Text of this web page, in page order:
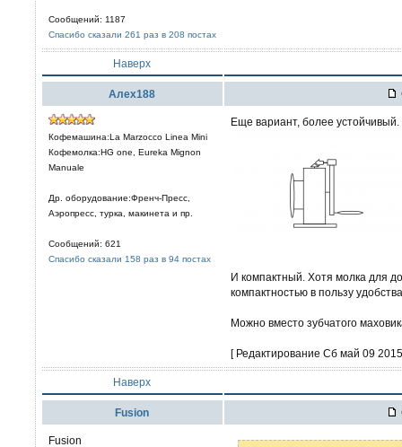
Сообщений: 1187
Спасибо сказали 261 раз в 208 постах
Наверх
Алех188
Кофемашина:La Marzocco Linea Mini
Кофемолка:HG one, Eureka Mignon
Manuale
Др. оборудование:Френч-Пресс,
Аэропресс, турка, макинета и пр.
Сообщений: 621
Спасибо сказали 158 раз в 94 постах
Еще вариант, более устойчивый.
И компактный. Хотя молка для
компактностью в пользу
Можно вместо зубчатого
[ Редактирование Сб май 09
Наверх
Fusion
Fusion